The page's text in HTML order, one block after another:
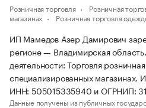
Розничная торговля
Розничная
магазинах
Розничная торговля
ИП Мамедов Азер Дамирович
регионе — Владимирская
деятельности: Торговля
специализированных магазинах.
ИНН: 505015335940 и ОГРНИП:
Данные получены из публичных